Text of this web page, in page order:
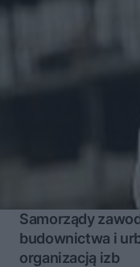
Samorządy
budownictwa i
organizacją izb